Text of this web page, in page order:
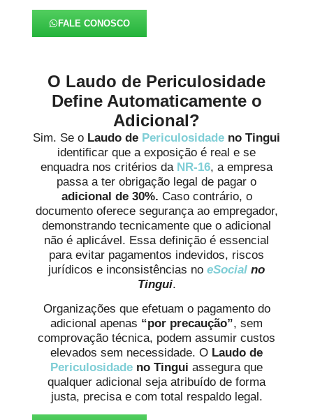
FALE CONOSCO
O Laudo de Periculosidade
Define Automaticamente o
Adicional?
Sim. Se o Laudo de Periculosidade no Tingui
identificar que a exposição é real e se
enquadra nos critérios da NR-16, a empresa
passa a ter obrigação legal de pagar o
adicional de 30%. Caso contrário, o
documento oferece segurança ao empregador,
demonstrando tecnicamente que o adicional
não é aplicável. Essa definição é essencial
para evitar pagamentos indevidos, riscos
jurídicos e inconsistências no eSocial no
Tingui.
Organizações que efetuam o pagamento do
adicional apenas “por precaução”, sem
comprovação técnica, podem assumir custos
elevados sem necessidade. O Laudo de
Periculosidade no Tingui assegura que
qualquer adicional seja atribuído de forma
justa, precisa e com total respaldo legal.